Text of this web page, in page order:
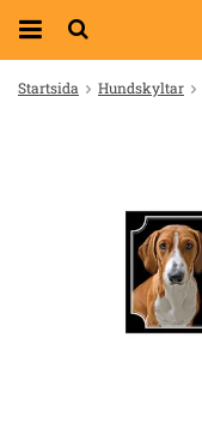
Startsida Hundskyltar